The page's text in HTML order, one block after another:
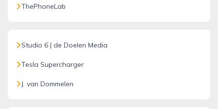
ThePhoneLab
Studio 6 | de Doelen Media
Tesla Supercharger
J. van Dommelen